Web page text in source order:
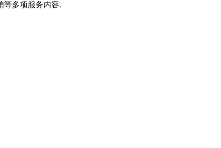
等多项服务内容.